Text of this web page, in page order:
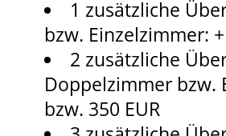
1 zusätzliche
bzw. Einzelzimmer:
2 zusätzliche
Doppelzimmer bzw.
bzw. 350 EUR